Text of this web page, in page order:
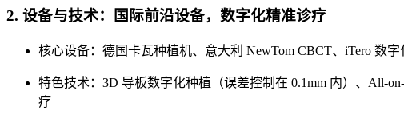
2. 设备与技术：国际前沿设备，数字化精准诊疗
核心设备：德国卡瓦种植机、意大利 NewTom CBCT、iTero 数
特色技术：3D 导板数字化种植（误差控制在 0.1mm 内）、All-
疗